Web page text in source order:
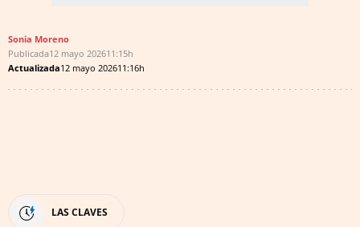
Sonia Moreno
Publicada12 mayo 202611:15h
Actualizada12 mayo 202611:16h
LAS CLAVES